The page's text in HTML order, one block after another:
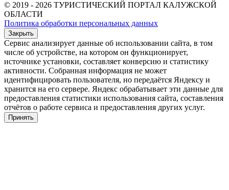
© 2019 - 2026 ТУРИСТИЧЕСКИЙ ПОРТАЛ КАЛУЖСКОЙ
ОБЛАСТИ
Политика обработки персональных данных
Закрыть
Сервис анализирует данные об использовании сайта, в том
числе об устройстве, на котором он функционирует,
источнике установки, составляет конверсию и статистику
активности. Собранная информация не может
идентифицировать пользователя, но передаётся Яндексу и
хранится на его сервере. Яндекс обрабатывает эти данные для
предоставления статистики использования сайта, составления
отчётов о работе сервиса и предоставления других услуг.
Принять